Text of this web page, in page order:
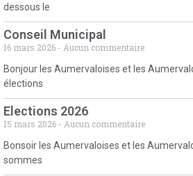
dessous le
Conseil Municipal
16 mars 2026
Aucun commentaire
Bonjour les Aumervaloises et les
élections
Elections 2026
15 mars 2026
Aucun commentaire
Bonsoir les Aumervaloises et les
sommes